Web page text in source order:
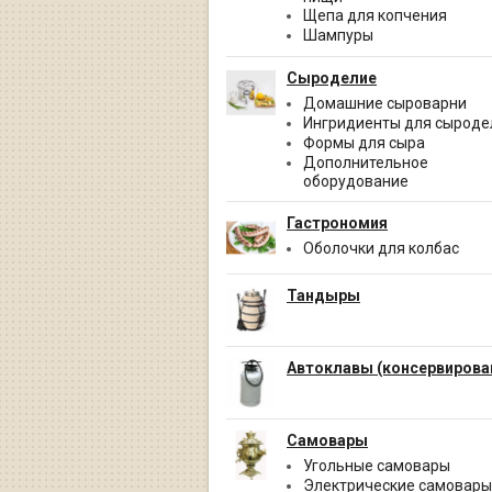
Щепа для копчения
Шампуры
Сыроделие
Домашние сыроварни
Ингридиенты для
Формы для сыра
Дополнительное
оборудование
Гастрономия
Оболочки для колбас
Тандыры
Автоклавы
Самовары
Угольные самовары
Электрические самовары